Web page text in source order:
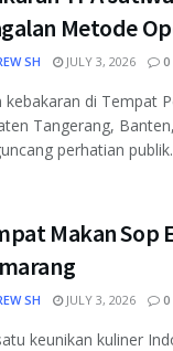
Metode
SH JULY 3, 2026 0
kebakaran di Tempat
Tangerang,
perhatian publik.
Makan Sop
SH JULY 3, 2026 0
keunikan kuliner